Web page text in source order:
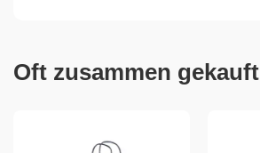
Oft zusammen gekauft